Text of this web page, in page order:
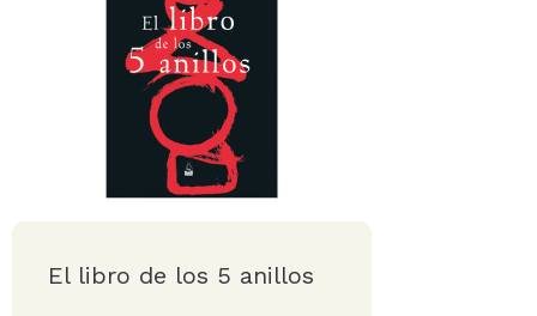
El libro de los 5 anillos